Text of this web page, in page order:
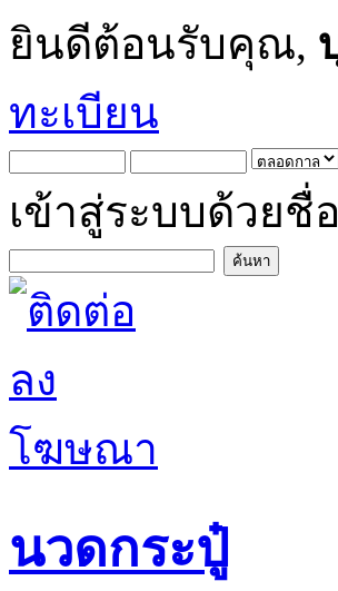
ยินดีต้อนรับคุณ,
ทะเบียน
เข้าสู่ระบบด้วยชื่
นวดกระปู๋